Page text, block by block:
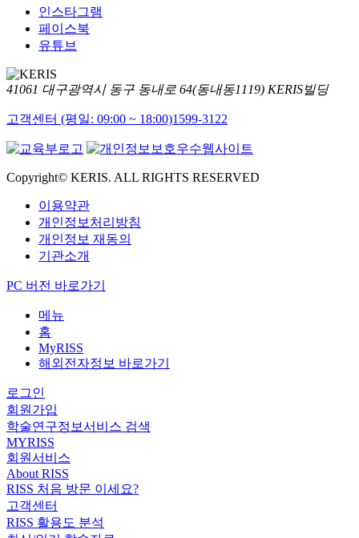
인스타그램
페이스북
유튜브
41061 대구광역시 동구 동내로 64(동내동1119) KERIS빌딩
고객센터 (평일: 09:00 ~ 18:00)1599-3122
Copyright© KERIS. ALL RIGHTS RESERVED
이용약관
개인정보처리방침
개인정보 재동의
기관소개
PC 버전 바로가기
메뉴
홈
MyRISS
해외전자정보 바로가기
로그인
회원가입
학술연구정보서비스 검색
MYRISS
회원서비스
About RISS
RISS 처음 방문 이세요?
고객센터
RISS 활용도 분석